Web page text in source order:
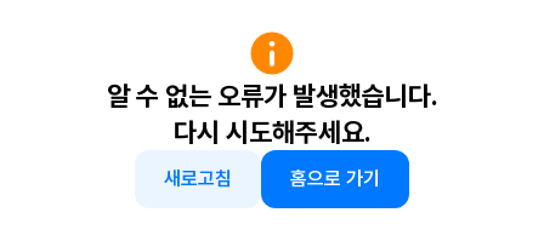
알 수 없는 오류가 발생했습니다.
다시 시도해주세요.
새로고침 홈으로 가기